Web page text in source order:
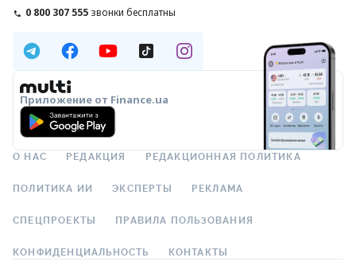
0 800 307 555 звонки бесплатны
Приложение от Finance.ua
О НАС РЕДАКЦИЯ РЕДАКЦИОННАЯ ПОЛИТИКА
ПОЛИТИКА ИИ ЭКСПЕРТЫ РЕКЛАМА
СПЕЦПРОЕКТЫ ПРАВИЛА ПОЛЬЗОВАНИЯ
КОНФИДЕНЦИАЛЬНОСТЬ КОНТАКТЫ